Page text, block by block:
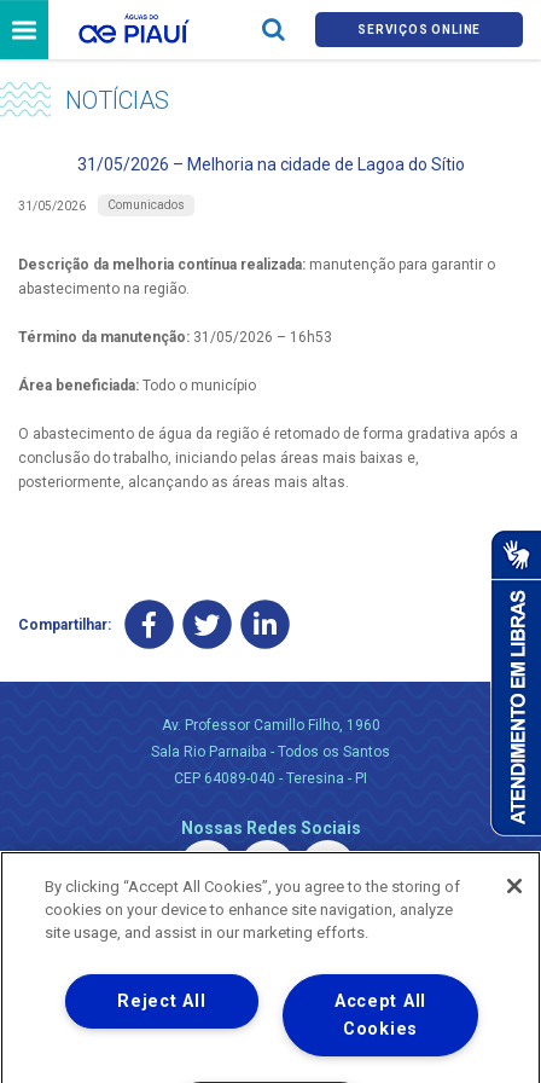
SERVIÇOS ONLINE
NOTÍCIAS
31/05/2026 – Melhoria na cidade de Lagoa do Sítio
31/05/2026 Comunicados
Descrição da melhoria contínua realizada: manutenção para garantir o
abastecimento na região.
Término da manutenção: 31/05/2026 – 16h53
Área beneficiada: Todo o município
O abastecimento de água da região é retomado de forma gradativa após a
conclusão do trabalho, iniciando pelas áreas mais baixas e,
posteriormente, alcançando as áreas mais altas.
Compartilhar:
Av. Professor Camillo Filho, 1960
Sala Rio Parnaiba - Todos os Santos
CEP 64089-040 - Teresina - PI
Nossas Redes Sociais
Uma empresa
Copyright ® 2026 - Todos os Direitos Reservados.
Nossa natureza movimenta a vida
By clicking “Accept All Cookies”, you agree to the storing of
cookies on your device to enhance site navigation, analyze
site usage, and assist in our marketing efforts.
Accept All
Cookies
Reject All